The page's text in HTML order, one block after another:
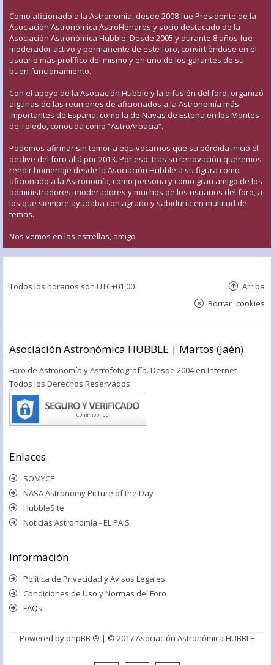
Como aficionado a la Astronomía, desde 2008 fue Presidente de la
Asociación Astronómica AstroHenares y socio destacado de la
Asociación Astronómica Hubble. Desde 2005 y durante 8 años fue
moderador activo y permanente de este foro, convirtiéndose en el
usuario más prolífico del mismo y en uno de los garantes de su
buen funcionamiento.
Con el apoyo de la Asociación Hubble y la difusión del foro, organizó
algunas de las reuniones de aficionados a la Astronomía más
importantes de España, como la de Navas de Estena en los Montes
de Toledo, conocida como “AstroArbacia”.
Podemos afirmar sin temor a equivocarnos que su pérdida inició el
declive del foro allá por 2013. Por eso, tras su renovación queremos
rendir homenaje desde la Asociación Hubble a su figura como
aficionado a la Astronomía, como persona y como gran amigo de los
administradores, moderadores y muchos de los usuarios del foro, a
los que siempre ayudaba con agrado y sabiduría en multitud de
temas.
Nos vemos en las estrellas, amigo
Todos los horarios son UTC+01:00 Arriba
Borrar cookies
Asociación Astronómica HUBBLE | Martos (Jaén)
Foro de Astronomía y Astrofotografía. Desde 2004 en Internet
Todos los Derechos Reservados
Enlaces
SOMYCE
NASA Astronomy Picture of the Day
HubbleSite
Noticias Astronomía - EL PAIS
Información
Política de Privacidad y Avisos Legales
Condiciones de Uso y Normas del Foro
FAQs
Powered byphpBB ® | © 2017 Asociación Astronómica HUBBLE